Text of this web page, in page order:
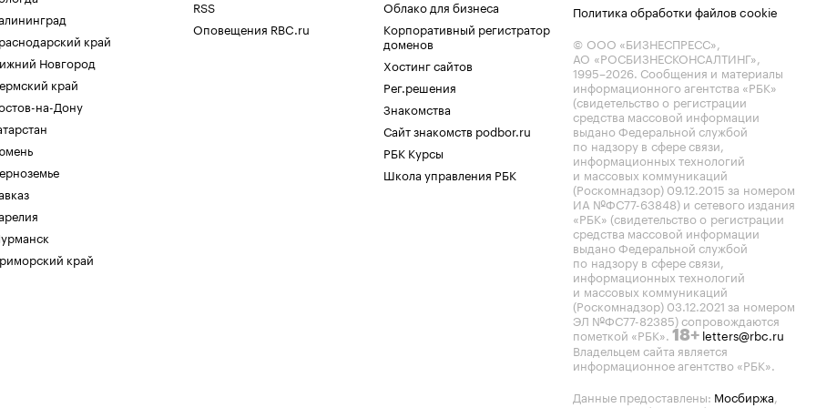
край
Новгород
край
на-Дону
край
RSS
Оповещения RBC.ru
Облако для бизнеса
Корпоративный регистратор
доменов
Хостинг сайтов
Рег.решения
Знакомства
Сайт знакомств podbor.ru
РБК Курсы
Школа управления РБК
Политика обработки файлов cookie
© ООО «БИЗНЕСПРЕСС»,
АО «РОСБИЗНЕСКОНСАЛТИНГ»,
1995–2026. Сообщения и материалы
информационного агентства «РБК»
(свидетельство о регистрации
средства массовой информации
выдано Федеральной службой
по надзору в сфере связи,
информационных технологий
и массовых коммуникаций
(Роскомнадзор) 09.12.2015 за номером
ИА №ФС77-63848) и сетевого издания
«РБК» (свидетельство о регистрации
средства массовой информации
выдано Федеральной службой
по надзору в сфере связи,
информационных технологий
и массовых коммуникаций
(Роскомнадзор) 03.12.2021 за номером
ЭЛ №ФС77-82385) сопровождаются
пометкой «РБК». 18+ letters@rbc.ru
Владельцем сайта является
информационное агентство «РБК».
Данные предоставлены: Мосбиржа,